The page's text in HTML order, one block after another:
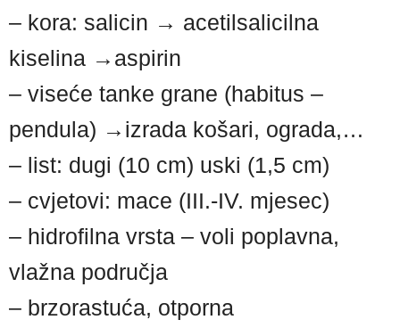
– kora: salicin → acetilsalicilna
kiselina →aspirin
– viseće tanke grane (habitus –
pendula) →izrada košari, ograda,…
– list: dugi (10 cm) uski (1,5 cm)
– cvjetovi: mace (III.-IV. mjesec)
– hidrofilna vrsta – voli poplavna,
vlažna područja
– brzorastuća, otporna